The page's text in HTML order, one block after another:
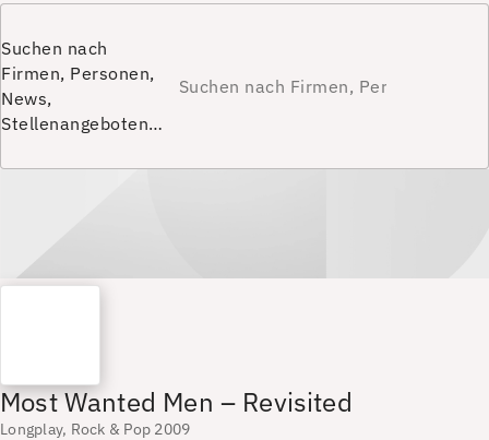
Suchen nach
Firmen, Personen,
News,
Stellenangeboten…
Most Wanted Men – Revisited
Longplay, Rock & Pop 2009